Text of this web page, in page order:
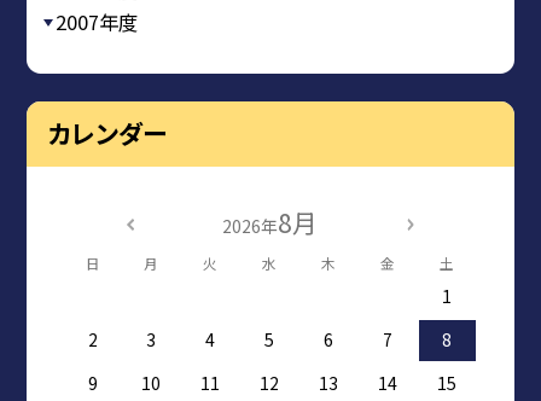
2007年度
カレンダー
2026年8月
日 月 火 水 木 金 土
1
2
3 4 5 6 7
8
9
10 11 12 13 14
15